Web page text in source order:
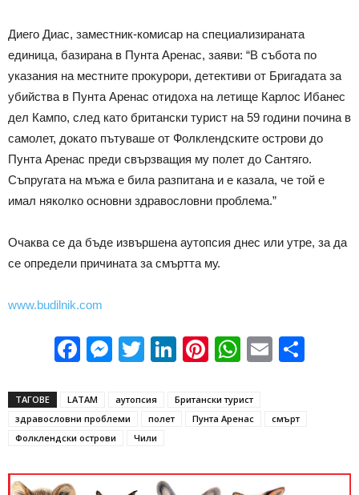
Диего Диас, заместник-комисар на специализираната
единица, базирана в Пунта Аренас, заяви: “В събота по
указания на местните прокурори, детективи от Бригадата за
убийства в Пунта Аренас отидоха на летище Карлос Ибанес
дел Кампо, след като британски турист на 59 години почина в
самолет, докато пътуваше от Фолклендските острови до
Пунта Аренас преди свързващия му полет до Сантяго.
Съпругата на мъжа е била разпитана и е казала, че той е
имал няколко основни здравословни проблема.”
Очаква се да бъде извършена аутопсия днес или утре, за да
се определи причината за смъртта му.
www.budilnik.com
Facebook
Messenger
Twitter
LinkedIn
Pinterest
WhatsApp
Email
ТАГОВЕ LATAM аутопсия
Британски турист
здравословни проблеми
полет Пунта Аренас
смърт
Фолклендски острови
Чили